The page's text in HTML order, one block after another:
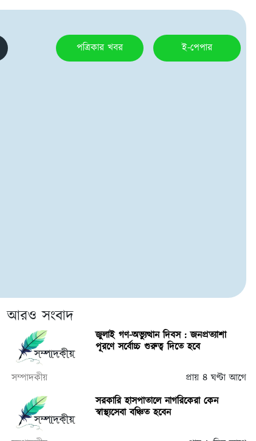
পত্রিকার খবর ই-পেপার
আরও সংবাদ
জুলাই গণ-অভ্যুত্থান দিবস : জনপ্রত্যাশা
পূরণে সর্বোচ্চ গুরুত্ব দিতে হবে
সম্পাদকীয়
প্রায় ৪ ঘণ্টা আগে
সরকারি হাসপাতালে নাগরিকেরা কেন
স্বাস্থ্যসেবা বঞ্চিত হবেন